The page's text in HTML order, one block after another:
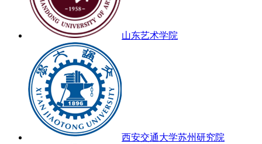
山东艺术学院
西安交通大学苏州研究院